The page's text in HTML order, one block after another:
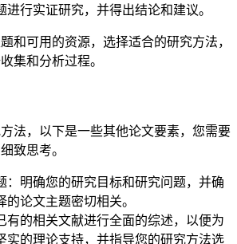
进行实证研究，并得出结论和建议。
和可用的资源，选择适合的研究方法，
集和分析过程。
法，以下是一些其他论文要素，您需要
致思考。
：明确您的研究目标和研究问题，并确
的论文主题密切相关。
有的相关文献进行全面的综述，以便为
实的理论支持，并指导您的研究方法选